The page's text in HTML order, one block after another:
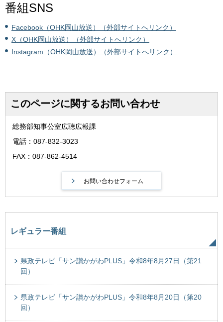
番組SNS
Facebook（OHK岡山放送）（外部サイトへリンク）
X（OHK岡山放送）（外部サイトへリンク）
Instagram（OHK岡山放送）（外部サイトへリンク）
このページに関するお問い合わせ
総務部知事公室広聴広報課
電話：087-832-3023
FAX：087-862-4514
レギュラー番組
県政テレビ「サン讃かがわPLUS」令和8年8月27日（第21
回）
県政テレビ「サン讃かがわPLUS」令和8年8月20日（第20
回）